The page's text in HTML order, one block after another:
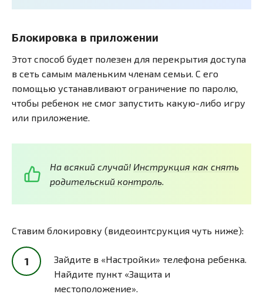
Блокировка в приложении
Этот способ будет полезен для перекрытия доступа
в сеть самым маленьким членам семьи. С его
помощью устанавливают ограничение по паролю,
чтобы ребенок не смог запустить какую-либо игру
или приложение.
На всякий случай! Инструкция как снять
родительский контроль.
Ставим блокировку (видеоинтсрукция чуть ниже):
Зайдите в «Настройки» телефона ребенка.
Найдите пункт «Защита и
местоположение».